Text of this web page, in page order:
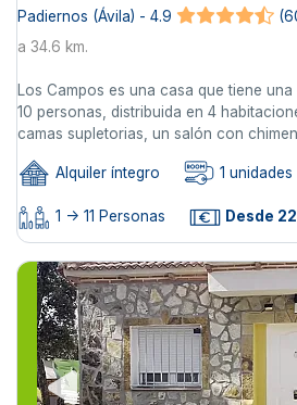
Padiernos (Ávila) - 4.9
a 34.6 km.
Los Campos es una casa que tiene
10 personas, distribuida en 4
camas supletorias, un salón con chimen
Alquiler íntegro 1 unidades
1 -> 11 Personas Desde